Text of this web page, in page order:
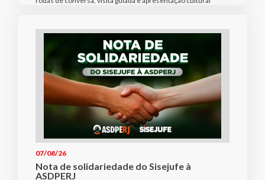
07/08/26
Nota de solidariedade do Sisejufe à
ASDPERJ